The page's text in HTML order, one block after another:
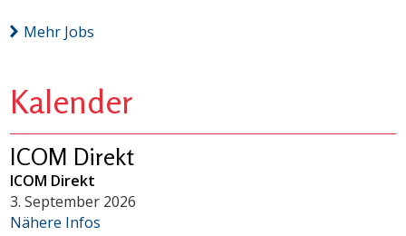
Mehr Jobs
Kalender
ICOM Direkt
ICOM Direkt
3. September 2026
Nähere Infos